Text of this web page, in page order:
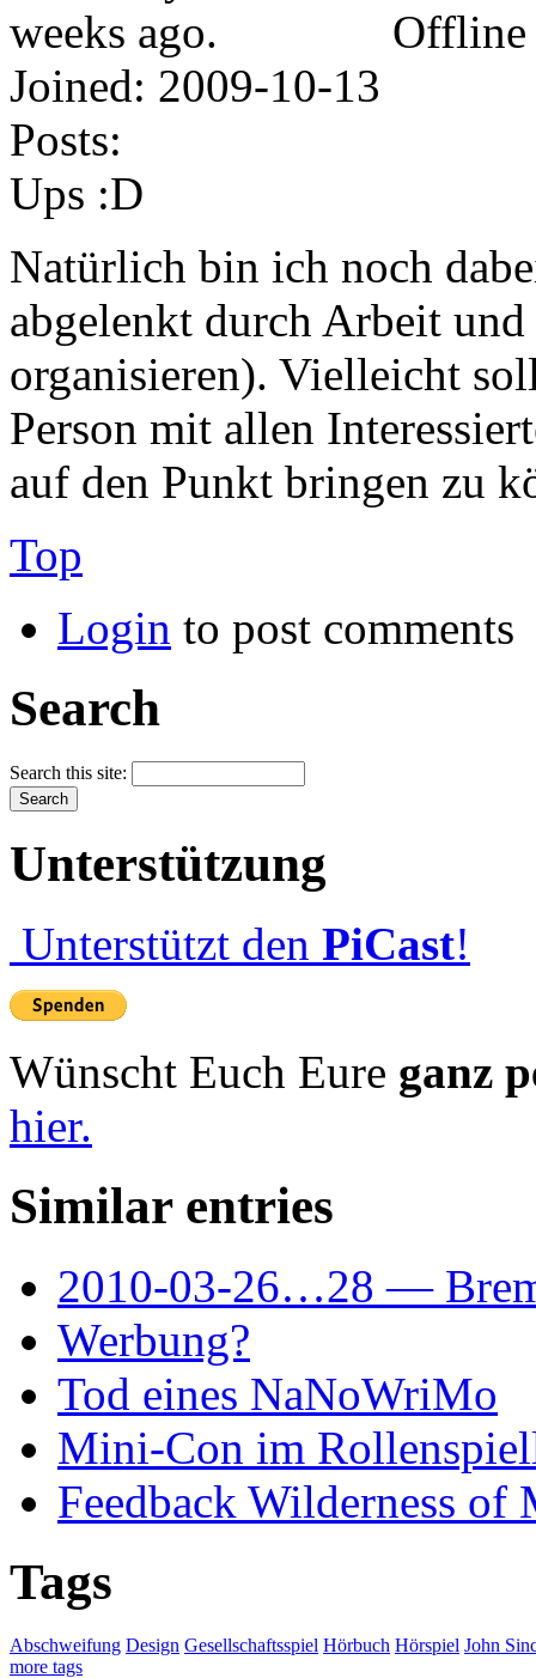
Offline
Joined: 2009-10-13
Posts:
Ups :D
Natürlich bin ich noch
abgelenkt durch Arbeit
organisieren). Vielleicht
Person mit allen
auf den Punkt bringen zu
Top
Login to post comments
Search
Search this site:
Unterstützung
Unterstützt den PiCast!
Wünscht Euch Eure ganz
hier.
Similar entries
2010-03-26…28 —
Werbung?
Tod eines NaNoWriMo
Mini-Con im
Feedback Wilderness of
Tags
Abschweifung Design Gesellschaftsspiel Hörbuch Hörspiel John
more tags